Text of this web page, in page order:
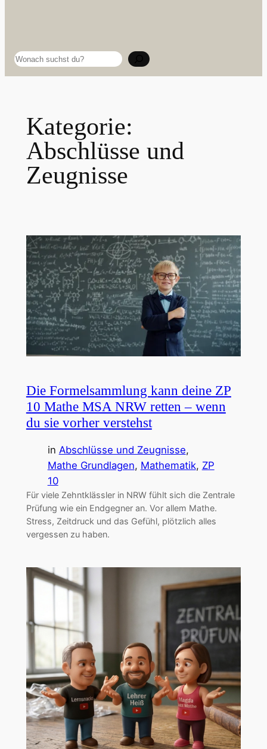
Suchen
Kategorie:
Abschlüsse und
Zeugnisse
Die Formelsammlung kann deine ZP
10 Mathe MSA NRW retten – wenn
du sie vorher verstehst
in Abschlüsse und Zeugnisse
Mathe Grundlagen, Mathematik, ZP
10
Für viele Zehntklässler in NRW fühlt sich die Zentrale
Prüfung wie ein Endgegner an. Vor allem Mathe.
Stress, Zeitdruck und das Gefühl, plötzlich alles
vergessen zu haben.